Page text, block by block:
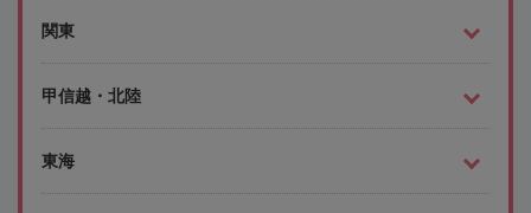
関東
甲信越・北陸
東海